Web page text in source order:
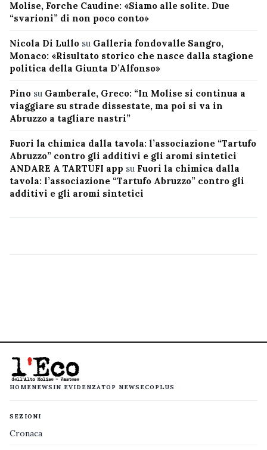
Molise, Forche Caudine: «Siamo alle solite. Due
“svarioni” di non poco conto»
Nicola Di Lullo su Galleria fondovalle Sangro,
Monaco: «Risultato storico che nasce dalla stagione
politica della Giunta D’Alfonso»
Pino su Gamberale, Greco: “In Molise si continua a
viaggiare su strade dissestate, ma poi si va in
Abruzzo a tagliare nastri”
Fuori la chimica dalla tavola: l’associazione “Tartufo
Abruzzo” contro gli additivi e gli aromi sintetici
ANDARE A TARTUFI app su Fuori la chimica dalla
tavola: l’associazione “Tartufo Abruzzo” contro gli
additivi e gli aromi sintetici
HOMENEWS IN EVIDENZATOP NEWS ECOPLUS
SEZIONI
Cronaca